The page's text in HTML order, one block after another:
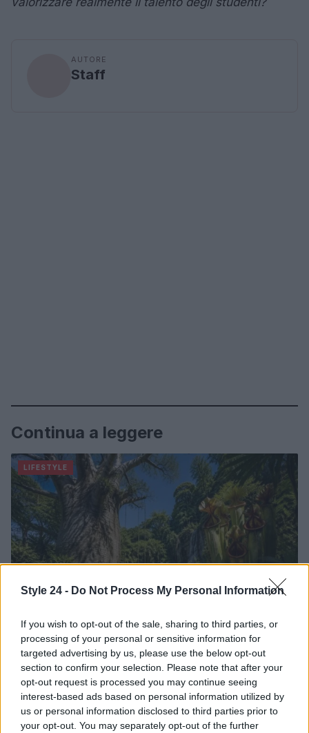
Style 24 - Do Not Process My Personal Information
If you wish to opt-out of the sale, sharing to third parties, or
processing of your personal or sensitive information for
targeted advertising by us, please use the below opt-out
section to confirm your selection. Please note that after your
opt-out request is processed you may continue seeing
interest-based ads based on personal information utilized by
us or personal information disclosed to third parties prior to
your opt-out. You may separately opt-out of the further
AUTORE
Staff
Continua a leggere
LIFESTYLE
Esplorare il Giardino delle Meraviglie: piante
straordinarie e lezioni di vita
Cristian Castiglioni · 6 Ago 2026
BELLEZZA